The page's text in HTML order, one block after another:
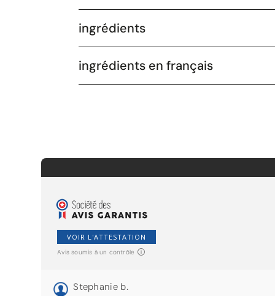
ingrédients
ingrédients en français
VOIR L'ATTESTATION
Avis soumis à un contrôle
Stephanie b.